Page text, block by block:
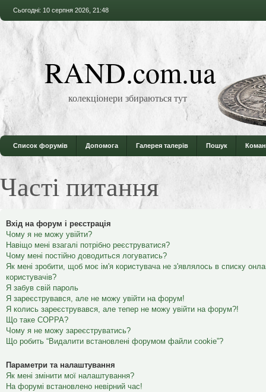
Сьогодні: 10 серпня 2026, 21:48
RAND.com.ua
колекціонери збираються тут
Список форумів Допомога Галерея талерів Пошук
Часті питання
Вхід на форум і реєстрація
Чому я не можу увійти?
Навіщо мені взагалі потрібно реєструватися?
Чому мені постійно доводиться логуватись?
Як мені зробити, щоб моє ім'я користувача не з'являлось в списку
користувачів?
Я забув свій пароль
Я зареєструвався, але не можу увійти на форум!
Я колись зареєструвався, але тепер не можу увійти на форум?!
Що таке COPPA?
Чому я не можу зареєструватись?
Що робить “Видалити встановлені форумом файли cookie”?
Параметри та налаштування
Як мені змінити мої налаштування?
На форумі встановлено невірний час!